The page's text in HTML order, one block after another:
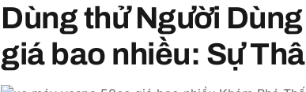
Dùng thử Người
giá bao nhiều: Sự